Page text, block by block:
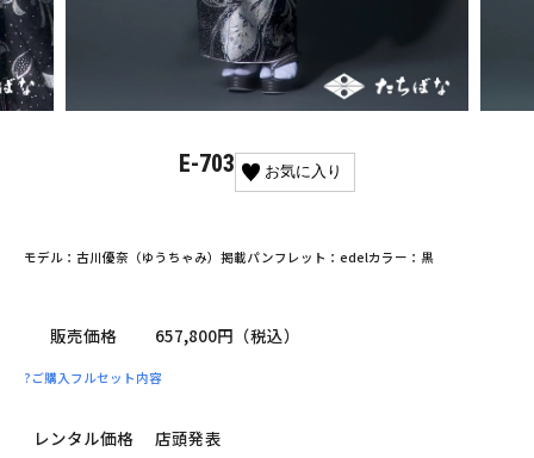
E-703 お気に入り
モデル：古川優奈（ゆうちゃみ） 掲載パンフレット：edelカラー：黒
販売価格 657,800円（税込）
? ご購入フルセット内容
レンタル価格 店頭発表